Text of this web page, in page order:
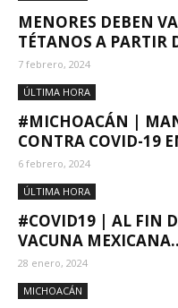
MENORES DEBEN
TÉTANOS A PARTIR
7 febrero, 2024
ÚLTIMA HORA
#MICHOACÁN |
CONTRA COVID-19
6 febrero, 2024
ÚLTIMA HORA
#COVID19 | AL FIN
VACUNA
28 enero, 2024
MICHOACÁN